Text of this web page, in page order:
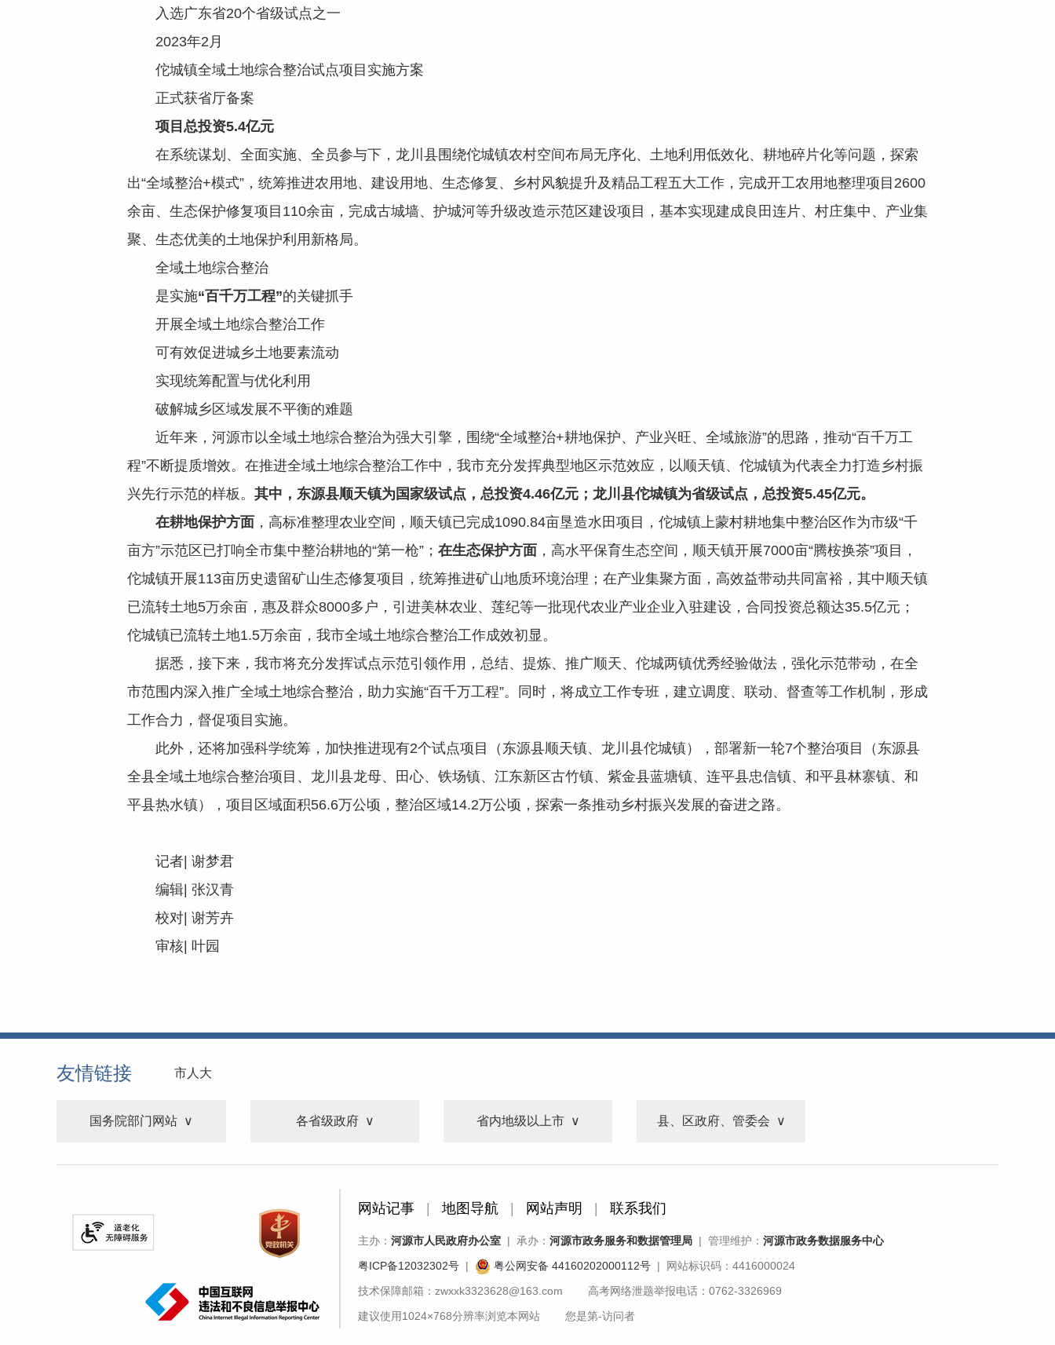
入选广东省20个省级试点之一
2023年2月
佗城镇全域土地综合整治试点项目实施方案
正式获省厅备案
项目总投资5.4亿元
在系统谋划、全面实施、全员参与下，龙川县围绕佗城镇农村空间布局无序化、土地利用低效化、耕地碎片化等问题，探索
出“全域整治+模式”，统筹推进农用地、建设用地、生态修复、乡村风貌提升及精品工程五大工作，完成开工农用地整理项目2600
余亩、生态保护修复项目110余亩，完成古城墙、护城河等升级改造示范区建设项目，基本实现建成良田连片、村庄集中、产业集
聚、生态优美的土地保护利用新格局。
全域土地综合整治
是实施“百千万工程”的关键抓手
开展全域土地综合整治工作
可有效促进城乡土地要素流动
实现统筹配置与优化利用
破解城乡区域发展不平衡的难题
近年来，河源市以全域土地综合整治为强大引擎，围绕“全域整治+耕地保护、产业兴旺、全域旅游”的思路，推动“百千万工
程”不断提质增效。在推进全域土地综合整治工作中，我市充分发挥典型地区示范效应，以顺天镇、佗城镇为代表全力打造乡村振
兴先行示范的样板。 其中，东源县顺天镇为国家级试点，总投资4.46亿元；龙川县佗城镇为省级试点，总投资5.45亿元。
在耕地保护方面 ，高标准整理农业空间，顺天镇已完成1090.84亩垦造水田项目，佗城镇上蒙村耕地集中整治区作为市级“千
亩方”示范区已打响全市集中整治耕地的“第一枪”； 在生态保护方面 ，高水平保育生态空间，顺天镇开展7000亩“腾桉换茶”项目，
佗城镇开展113亩历史遗留矿山生态修复项目，统筹推进矿山地质环境治理；在产业集聚方面，高效益带动共同富裕，其中顺天镇
已流转土地5万余亩，惠及群众8000多户，引进美林农业、莲纪等一批现代农业产业企业入驻建设，合同投资总额达35.5亿元；
佗城镇已流转土地1.5万余亩，我市全域土地综合整治工作成效初显。
据悉，接下来，我市将充分发挥试点示范引领作用，总结、提炼、推广顺天、佗城两镇优秀经验做法，强化示范带动，在全
市范围内深入推广全域土地综合整治，助力实施“百千万工程”。同时，将成立工作专班，建立调度、联动、督查等工作机制，形成
工作合力，督促项目实施。
此外，还将加强科学统筹，加快推进现有2个试点项目（东源县顺天镇、龙川县佗城镇），部署新一轮7个整治项目（东源县
全县全域土地综合整治项目、龙川县龙母、田心、铁场镇、江东新区古竹镇、紫金县蓝塘镇、连平县忠信镇、和平县林寨镇、和
平县热水镇），项目区域面积56.6万公顷，整治区域14.2万公顷，探索一条推动乡村振兴发展的奋进之路。
记者| 谢梦君
编辑| 张汉青
校对| 谢芳卉
审核| 叶园
友情链接 市人大
国务院部门网站 各省级政府 省内地级以上市 县、区政府、管委会
网站记事 地图导航 网站声明 联系我们
主办： 河源市人民政府办公室 | 承办： 河源市政务服务和数据管理局 | 管理维护： 河源市政务数据服务中心
粤ICP备12032302号 | 粤公网安备 44160202000112号 | 网站标识码：4416000024
技术保障邮箱：zwxxk3323628@163.com 高考网络泄题举报电话：0762-3326969
建议使用1024×768分辨率浏览本网站 您是第-访问者